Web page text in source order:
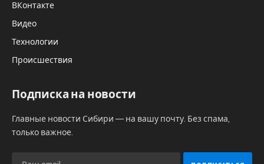
ВКонтакте
Видео
Технологии
Происшествия
Подписка на новости
Главные новости Сибири — на вашу почту. Без спама,
только важное.